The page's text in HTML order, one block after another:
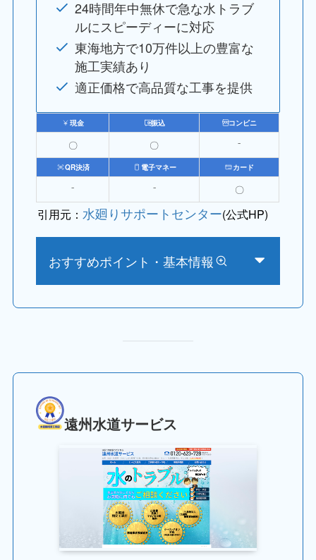
24時間年中無休で急な水トラブ
ルにスピーディーに対応
東海地方で10万件以上の豊富な
施工実績あり
適正価格で高品質な工事を提供
現金 振込 コンビニ
〇 〇 ⁻
QR決済 電子マネー カード
⁻ ⁻ 〇
引用元：水廻りサポートセンター(公式HP)
おすすめポイント・基本情報
遠州水道サービス